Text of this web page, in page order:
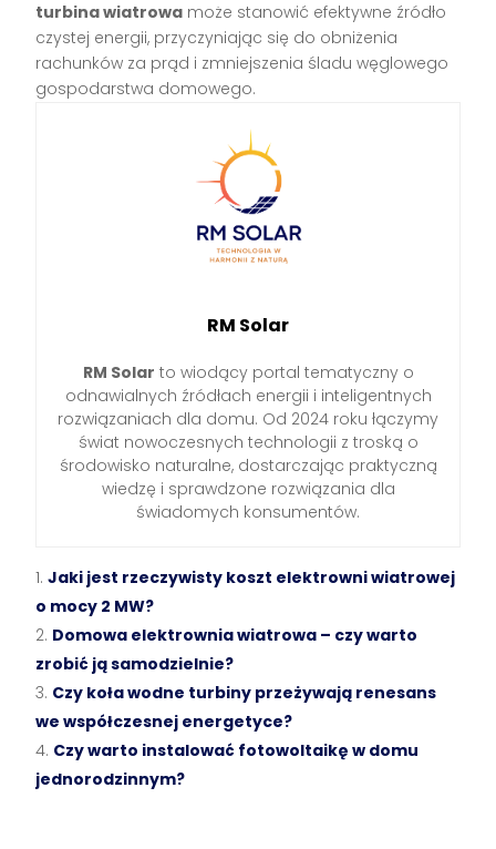
turbina wiatrowa może stanowić efektywne źródło
czystej energii, przyczyniając się do obniżenia
rachunków za prąd i zmniejszenia śladu węglowego
gospodarstwa domowego.
RM Solar
RM Solar to wiodący portal tematyczny o
odnawialnych źródłach energii i inteligentnych
rozwiązaniach dla domu. Od 2024 roku łączymy
świat nowoczesnych technologii z troską o
środowisko naturalne, dostarczając praktyczną
wiedzę i sprawdzone rozwiązania dla
świadomych konsumentów.
Jaki jest rzeczywisty koszt elektrowni wiatrowej
o mocy 2 MW?
Domowa elektrownia wiatrowa – czy warto
zrobić ją samodzielnie?
Czy koła wodne turbiny przeżywają renesans
we współczesnej energetyce?
Czy warto instalować fotowoltaikę w domu
jednorodzinnym?